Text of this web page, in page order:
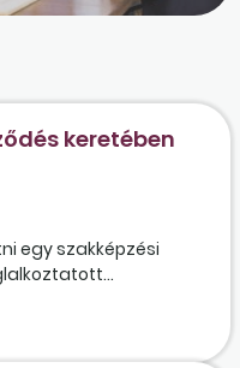
keretében
egy szakképzési